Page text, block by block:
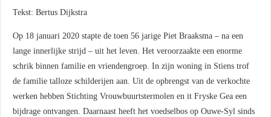
Tekst: Bertus Dijkstra
Op 18 januari 2020 stapte de toen 56 jarige Piet Braaksma – na een
lange innerlijke strijd – uit het leven. Het veroorzaakte een enorme
schrik binnen familie en vriendengroep. In zijn woning in Stiens trof
de familie talloze schilderijen aan. Uit de opbrengst van de verkochte
werken hebben Stichting Vrouwbuurtstermolen en it Fryske Gea een
bijdrage ontvangen. Daarnaast heeft het voedselbos op Ouwe-Syl sinds